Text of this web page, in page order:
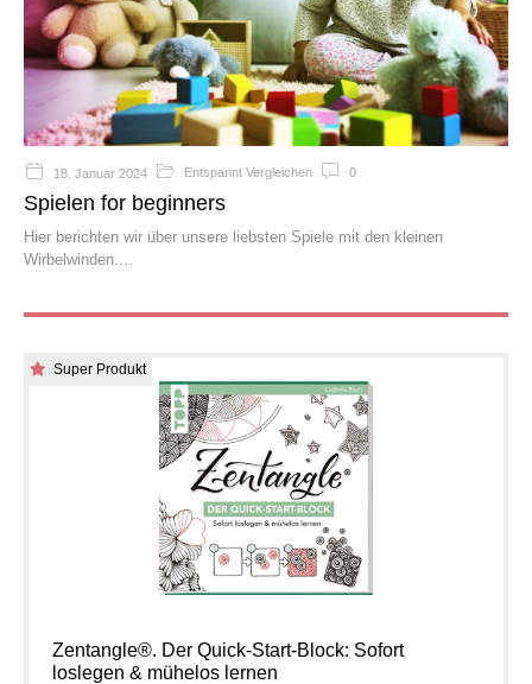
18. Januar 2024 Entspannt Vergleichen 0
Spielen for beginners
Hier berichten wir über unsere liebsten Spiele mit den kleinen
Wirbelwinden.
Zentangle®. Der Quick-Start-Block: Sofort
loslegen & mühelos lernen
Super Produkt